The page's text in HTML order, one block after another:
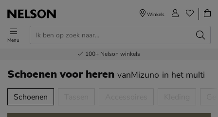
Menu
Winkels
Voor 23.00u besteld,volgende dag in huis
Gratisverzending en retour
Bestel nu,betaal later
100+ Nelson winkels
Schoenen voor heren vanMizuno in het multi
over
Schoenen